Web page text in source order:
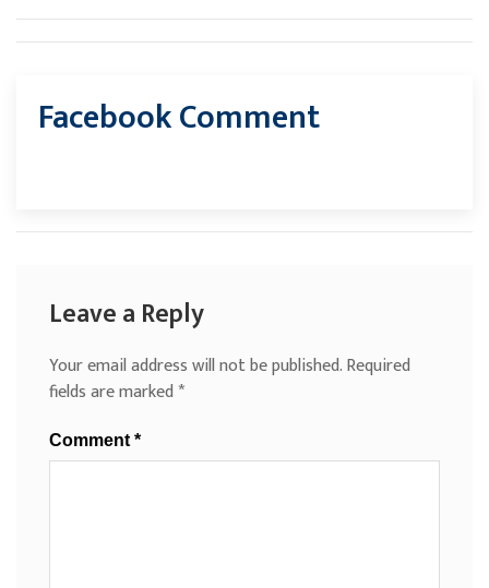
Facebook Comment
Leave a Reply
Your email address will not be published.Required
fields are marked*
Comment *